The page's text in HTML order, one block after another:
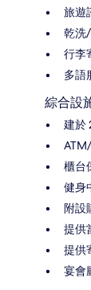
旅遊
乾洗
行李
多語
綜合設
建於
櫃台
健身
附設
提供
提供
宴會